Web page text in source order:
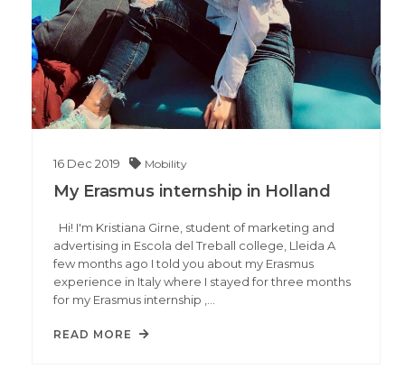
16 Dec 2019 Mobility
My Erasmus internship in Holland
Hi! I'm Kristiana Girne, student of marketing and
advertising in Escola del Treball college, Lleida A
few months ago I told you about my Erasmus
experience in Italy where I stayed for three months
for my Erasmus internship ,…
READ MORE